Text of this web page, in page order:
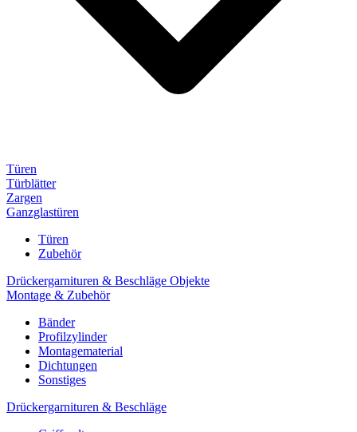
Türen
Türblätter
Zargen
Ganzglastüren
Türen
Zubehör
Drückergarnituren & Beschläge Objekte
Montage & Zubehör
Bänder
Profilzylinder
Montagematerial
Dichtungen
Sonstiges
Drückergarnituren & Beschläge